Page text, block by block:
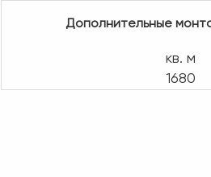
Дополнительные
кв. м
1680